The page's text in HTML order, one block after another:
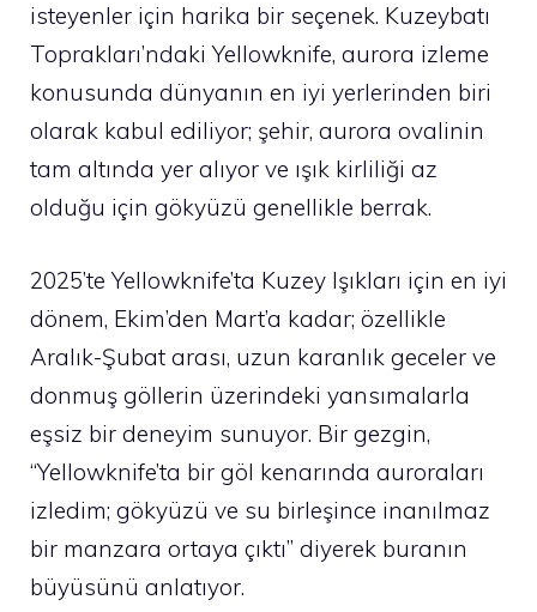
isteyenler için harika bir seçenek. Kuzeybatı
Toprakları’ndaki Yellowknife, aurora izleme
konusunda dünyanın en iyi yerlerinden biri
olarak kabul ediliyor; şehir, aurora ovalinin
tam altında yer alıyor ve ışık kirliliği az
olduğu için gökyüzü genellikle berrak.
2025’te Yellowknife’ta Kuzey Işıkları için en iyi
dönem, Ekim’den Mart’a kadar; özellikle
Aralık-Şubat arası, uzun karanlık geceler ve
donmuş göllerin üzerindeki yansımalarla
eşsiz bir deneyim sunuyor. Bir gezgin,
“Yellowknife’ta bir göl kenarında auroraları
izledim; gökyüzü ve su birleşince inanılmaz
bir manzara ortaya çıktı” diyerek buranın
büyüsünü anlatıyor.